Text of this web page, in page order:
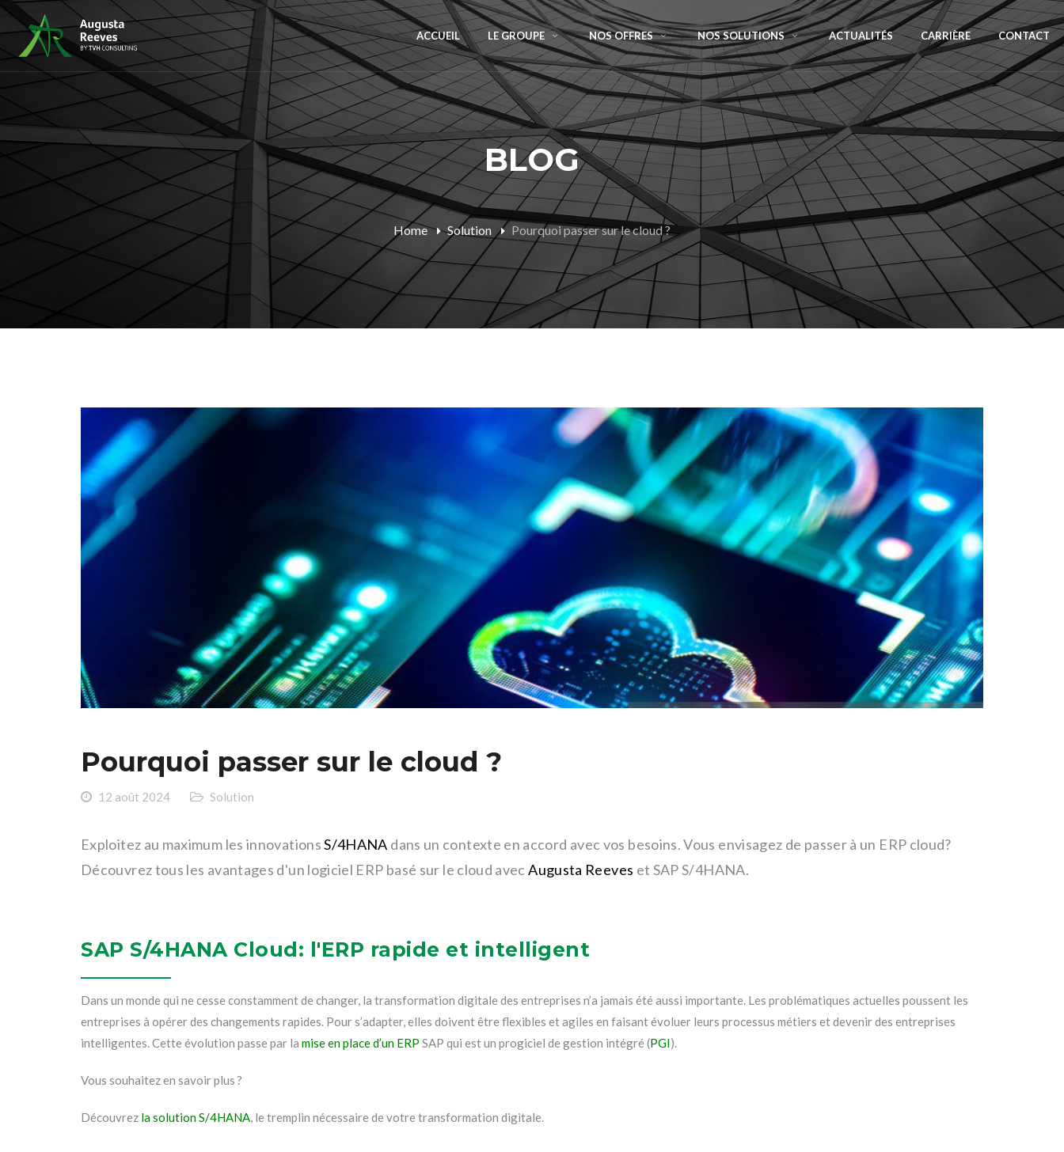
ACCUEIL LE GROUPE NOS OFFRES NOS SOLUTIONS ACTUALITÉS CARRIÈRE CONTACT
BLOG
Home Solution Pourquoi passer sur le cloud ?
Pourquoi passer sur le cloud ?
12 août 2024 Solution
Exploitez au maximum les innovationsS/4HANA dans un contexte en accord avec vos besoins. Vous envisagez de passer à un ERP cloud?
Découvrez tous les avantages d'un logiciel ERP basé sur le cloud avecAugusta Reeves et SAP S/4HANA.
SAP S/4HANA Cloud: l'ERP rapide et intelligent
Dans un monde qui ne cesse constamment de changer, la transformation digitale des entreprises n’a jamais été aussi importante. Les problématiques actuelles poussent les
entreprises à opérer des changements rapides. Pour s’adapter, elles doivent être flexibles et agiles en faisant évoluer leurs processus métiers et devenir des entreprises
intelligentes. Cette évolution passe par la mise en place d’un ERP SAP qui est un progiciel de gestion intégré (PGI).
Vous souhaitez en savoir plus ?
Découvrez la solution S/4HANA , le tremplin nécessaire de votre transformation digitale.